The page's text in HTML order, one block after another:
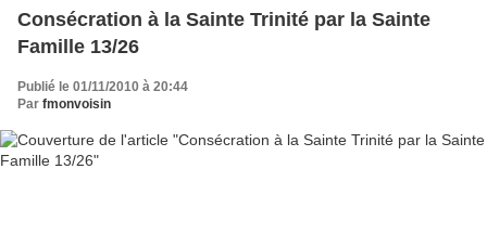
Consécration à la Sainte Trinité par la Sainte
Famille 13/26
Publié le 01/11/2010 à 20:44
Par fmonvoisin